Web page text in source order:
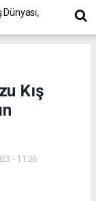
Kış
- 11:26